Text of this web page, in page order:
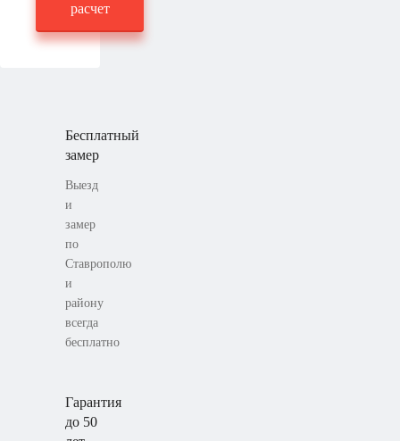
расчет
Бесплатный
замер
Выезд
и
замер
по
Ставрополю
и
району
всегда
бесплатно
Гарантия
до 50